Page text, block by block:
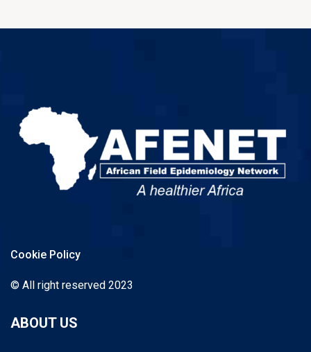
Cookie Policy
© All right reserved 2023
ABOUT US